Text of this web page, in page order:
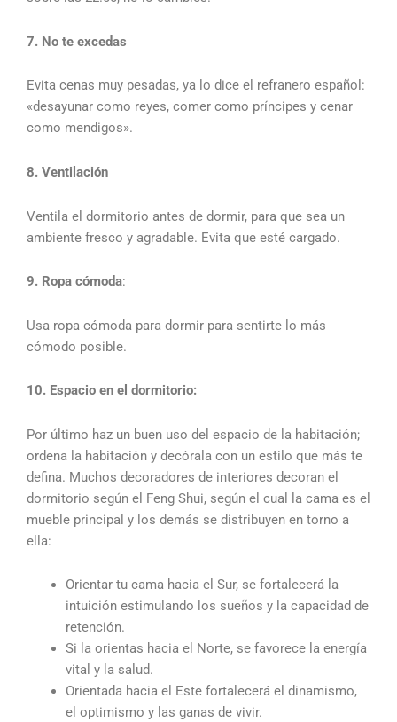
7. No te excedas
Evita cenas muy pesadas, ya lo dice el refranero español:
«desayunar como reyes, comer como príncipes y cenar
como mendigos».
8. Ventilación
Ventila el dormitorio antes de dormir, para que sea un
ambiente fresco y agradable. Evita que esté cargado.
9. Ropa cómoda:
Usa ropa cómoda para dormir para sentirte lo más
cómodo posible.
10. Espacio en el dormitorio:
Por último haz un buen uso del espacio de la habitación;
ordena la habitación y decórala con un estilo que más te
defina. Muchos decoradores de interiores decoran el
dormitorio según el Feng Shui, según el cual la cama es el
mueble principal y los demás se distribuyen en torno a
ella:
Orientar tu cama hacia el Sur, se fortalecerá la
intuición estimulando los sueños y la capacidad de
retención.
Si la orientas hacia el Norte, se favorece la energía
vital y la salud.
Orientada hacia el Este fortalecerá el dinamismo,
el optimismo y las ganas de vivir.